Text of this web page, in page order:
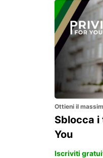
Ottieni il
Sblocca i
You
Iscriviti